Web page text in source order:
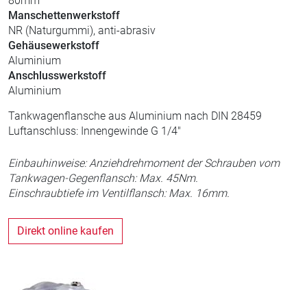
Manschettenwerkstoff
NR (Naturgummi), anti-abrasiv
Gehäusewerkstoff
Aluminium
Anschlusswerkstoff
Aluminium
Tankwagenflansche aus Aluminium nach DIN 28459
Luftanschluss: Innengewinde G 1/4"
Einbauhinweise: Anziehdrehmoment der Schrauben vom
Tankwagen-Gegenflansch: Max. 45Nm.
Einschraubtiefe im Ventilflansch: Max. 16mm.
Direkt online kaufen